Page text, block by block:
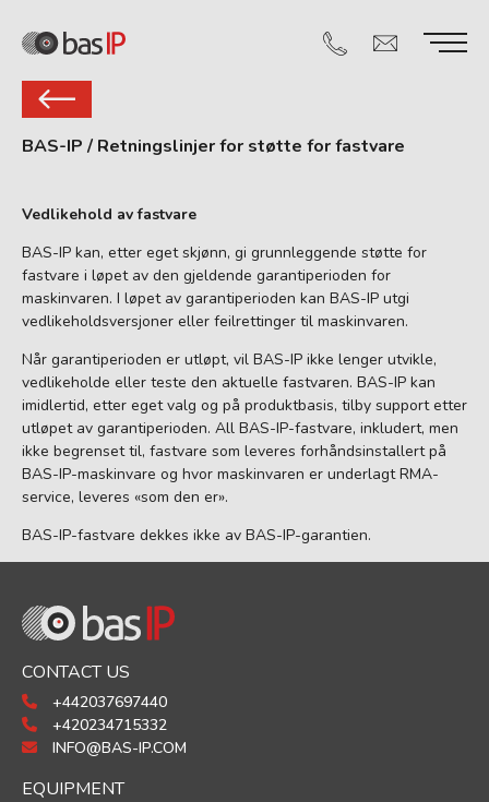
BAS-IP / Retningslinjer for støtte for fastvare
Vedlikehold av fastvare
BAS-IP kan, etter eget skjønn, gi grunnleggende støtte for
fastvare i løpet av den gjeldende garantiperioden for
maskinvaren. I løpet av garantiperioden kan BAS-IP utgi
vedlikeholdsversjoner eller feilrettinger til maskinvaren.
Når garantiperioden er utløpt, vil BAS-IP ikke lenger utvikle,
vedlikeholde eller teste den aktuelle fastvaren. BAS-IP kan
imidlertid, etter eget valg og på produktbasis, tilby support etter
utløpet av garantiperioden. All BAS-IP-fastvare, inkludert, men
ikke begrenset til, fastvare som leveres forhåndsinstallert på
BAS-IP-maskinvare og hvor maskinvaren er underlagt RMA-
service, leveres «som den er».
BAS-IP-fastvare dekkes ikke av BAS-IP-garantien.
CONTACT US
+442037697440
+420234715332
INFO@BAS-IP.COM
EQUIPMENT